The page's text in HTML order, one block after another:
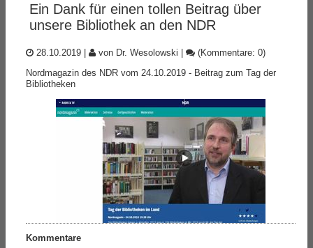
Ein Dank für einen tollen Beitrag über
unsere Bibliothek an den NDR
28.10.2019 | von Dr. Wesolowski |
(Kommentare: 0)
Nordmagazin des NDR vom 24.10.2019 - Beitrag zum Tag der
Bibliotheken
Kommentare